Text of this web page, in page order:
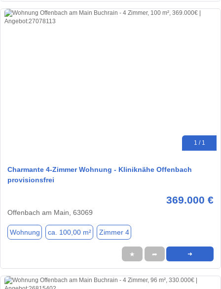
1 / 1
Charmante 4-Zimmer Wohnung - Kliniknähe Offenbach
provisionsfrei
369.000 €
Offenbach am Main, 63069
Wohnung ca. 100,00 m² Zimmer 4
★ ➦ ➜